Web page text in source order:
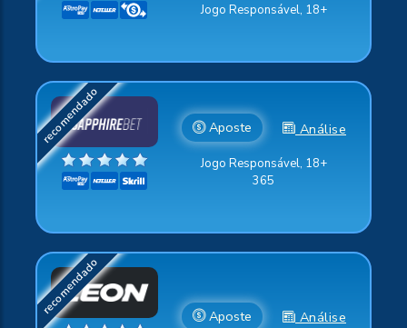
Jogo Responsável, 18+
Aposte Análise
Jogo Responsável, 18+
365
Aposte Análise